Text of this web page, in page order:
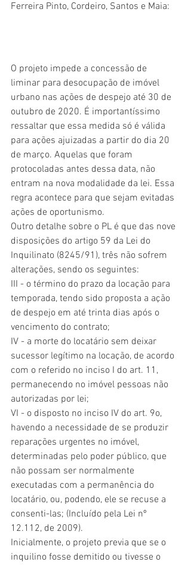
Ferreira Pinto, Cordeiro, Santos e Maia:
O projeto impede a concessão de
liminar para desocupação de imóvel
urbano nas ações de despejo até 30 de
outubro de 2020. É importantíssimo
ressaltar que essa medida só é válida
para ações ajuizadas a partir do dia 20
de março. Aquelas que foram
protocoladas antes dessa data, não
entram na nova modalidade da lei. Essa
regra acontece para que sejam evitadas
ações de oportunismo.
Outro detalhe sobre o PL é que das nove
disposições do artigo 59 da Lei do
Inquilinato (8245/91), três não sofrem
alterações, sendo os seguintes:
III - o término do prazo da locação para
temporada, tendo sido proposta a ação
de despejo em até trinta dias após o
vencimento do contrato;
IV - a morte do locatário sem deixar
sucessor legítimo na locação, de acordo
com o referido no inciso I do art. 11,
permanecendo no imóvel pessoas não
autorizadas por lei;
VI - o disposto no inciso IV do art. 9o,
havendo a necessidade de se produzir
reparações urgentes no imóvel,
determinadas pelo poder público, que
não possam ser normalmente
executadas com a permanência do
locatário, ou, podendo, ele se recuse a
consenti-las; (Incluído pela Lei nº
12.112, de 2009).
Inicialmente, o projeto previa que se o
inquilino fosse demitido ou tivesse o